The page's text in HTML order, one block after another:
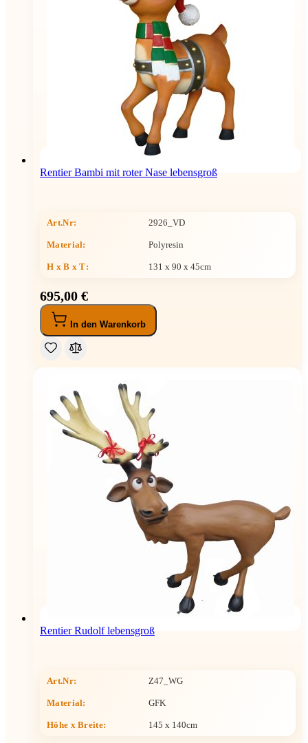
Rentier Bambi mit roter Nase lebensgroß
Art.Nr: 2926_VD
Material: Polyresin
H x B x T: 131 x 90 x 45cm
695,00 €
In den Warenkorb
Rentier Rudolf lebensgroß
Art.Nr: Z47_WG
Material: GFK
Höhe x Breite: 145 x 140cm